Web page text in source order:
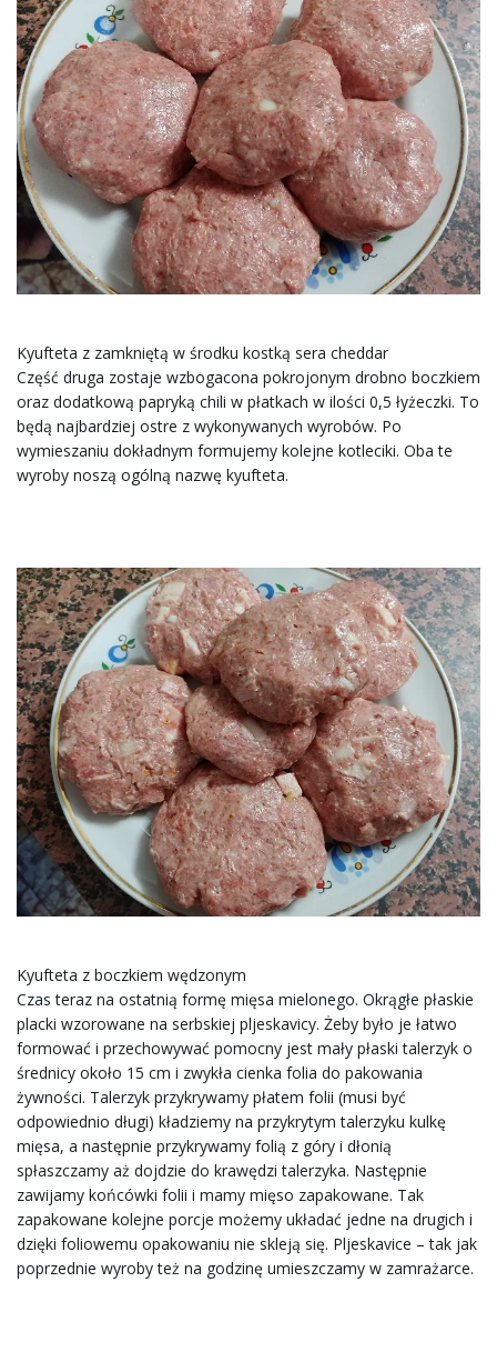
Kyufteta z zamkniętą w środku kostką sera cheddar
Część druga zostaje wzbogacona pokrojonym drobno boczkiem
oraz dodatkową papryką chili w płatkach w ilości 0,5 łyżeczki. To
będą najbardziej ostre z wykonywanych wyrobów. Po
wymieszaniu dokładnym formujemy kolejne kotleciki. Oba te
wyroby noszą ogólną nazwę kyufteta.
Kyufteta z boczkiem wędzonym
Czas teraz na ostatnią formę mięsa mielonego. Okrągłe płaskie
placki wzorowane na serbskiej pljeskavicy. Żeby było je łatwo
formować i przechowywać pomocny jest mały płaski talerzyk o
średnicy około 15 cm i zwykła cienka folia do pakowania
żywności. Talerzyk przykrywamy płatem folii (musi być
odpowiednio długi) kładziemy na przykrytym talerzyku kulkę
mięsa, a następnie przykrywamy folią z góry i dłonią
spłaszczamy aż dojdzie do krawędzi talerzyka. Następnie
zawijamy końcówki folii i mamy mięso zapakowane. Tak
zapakowane kolejne porcje możemy układać jedne na drugich i
dzięki foliowemu opakowaniu nie skleją się. Pljeskavice – tak jak
poprzednie wyroby też na godzinę umieszczamy w zamrażarce.